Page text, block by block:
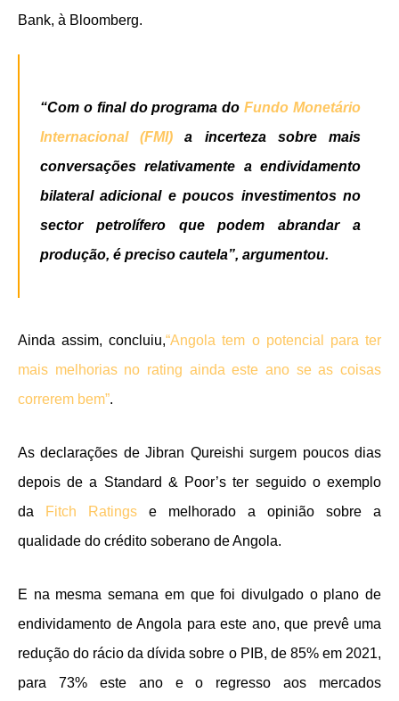
Bank, à Bloomberg.
“Com o final do programa doFundo Monetário
Internacional (FMI) a incerteza sobre mais
conversações relativamente a endividamento
bilateral adicional e poucos investimentos no
sector petrolífero que podem abrandar a
produção, é preciso cautela”, argumentou.
Ainda assim, concluiu,“Angola tem o potencial para ter
mais melhorias no rating ainda este ano se as coisas
correrem bem”.
As declarações de Jibran Qureishi surgem poucos dias
depois de a Standard & Poor’s ter seguido o exemplo
da
Fitch Ratings e melhorado a opinião sobre a
qualidade do crédito soberano de Angola.
E na mesma semana em que foi divulgado o plano de
endividamento de Angola para este ano, que prevê uma
redução do rácio da dívida sobre o PIB, de 85% em 2021,
para 73% este ano e o regresso aos mercados